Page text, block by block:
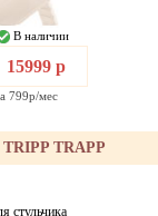
В наличии
15999 р
799р/мес
TRAPP
стульчика